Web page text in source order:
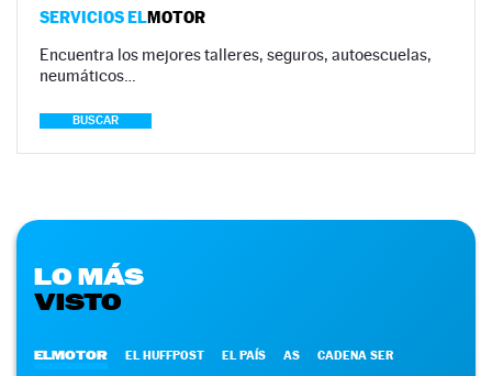
SERVICIOS ELMOTOR
Encuentra los mejores talleres, seguros, autoescuelas,
neumáticos…
BUSCAR
LO MÁS
VISTO
ELMOTOR EL HUFFPOST EL PAÍS AS CADENA SER